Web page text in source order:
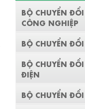
BỘ CHUYỂN ĐỔI
CÔNG NGHIỆP
BỘ CHUYỂN ĐỔI
BỘ CHUYỂN
ĐIỆN
BỘ CHUYỂN